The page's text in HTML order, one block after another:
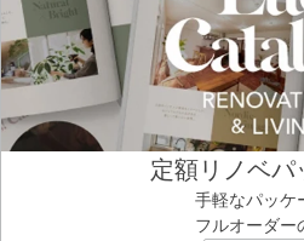
定額リノベパ
手軽なパッケ
フルオーダー